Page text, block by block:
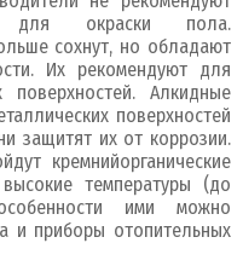
для окраски пола.
сохнут, но обладают
Их рекомендуют для
поверхностей. Алкидные
поверхностей
защитят их от коррозии.
кремнийорганические
температуры (до
ими можно
и приборы отопительных